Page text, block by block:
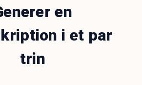
en
i et par
trin